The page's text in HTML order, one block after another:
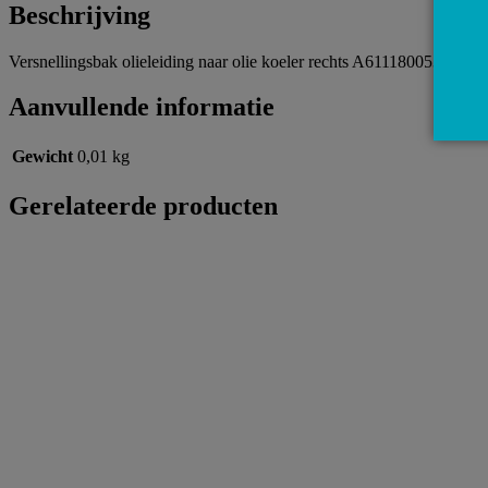
Beschrijving
Versnellingsbak olieleiding naar olie koeler rechts A6111800530
Aanvullende informatie
Gewicht 0,01 kg
Gerelateerde producten